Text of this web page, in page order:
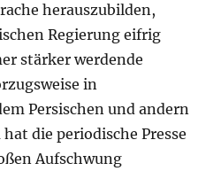
herauszubilden,
Regierung eifrig
stärker werdende
in
Persischen und andern
die periodische Presse
Aufschwung